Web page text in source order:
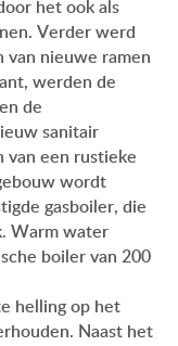
het ook als
Verder werd
van nieuwe ramen
werden de
de
sanitair
van een rustieke
wordt
gasboiler, die
Warm water
boiler van 200
helling op het
Naast het